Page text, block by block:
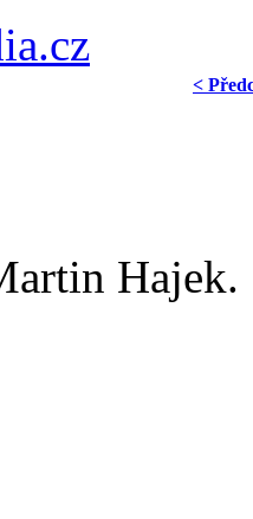
<
Hajek.